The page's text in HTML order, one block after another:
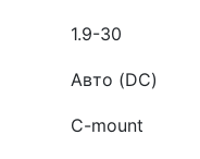
1.9-30
Авто (DC)
C-mount